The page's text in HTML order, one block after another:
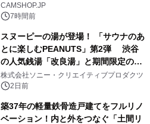
CAMSHOP.JP
7時間前
スヌーピーの湯が登場！ 「サウナのあ
とに楽しむPEANUTS」第2弾 渋谷
の人気銭湯「改良湯」と期間限定のコ
ラボレーション サウナイキタイコラ
ボグッズも発売決定！
株式会社ソニー・クリエイティブプロダクツ
2日前
築37年の軽量鉄骨造戸建てをフルリノ
ベーション！内と外をつなぐ「土間リ